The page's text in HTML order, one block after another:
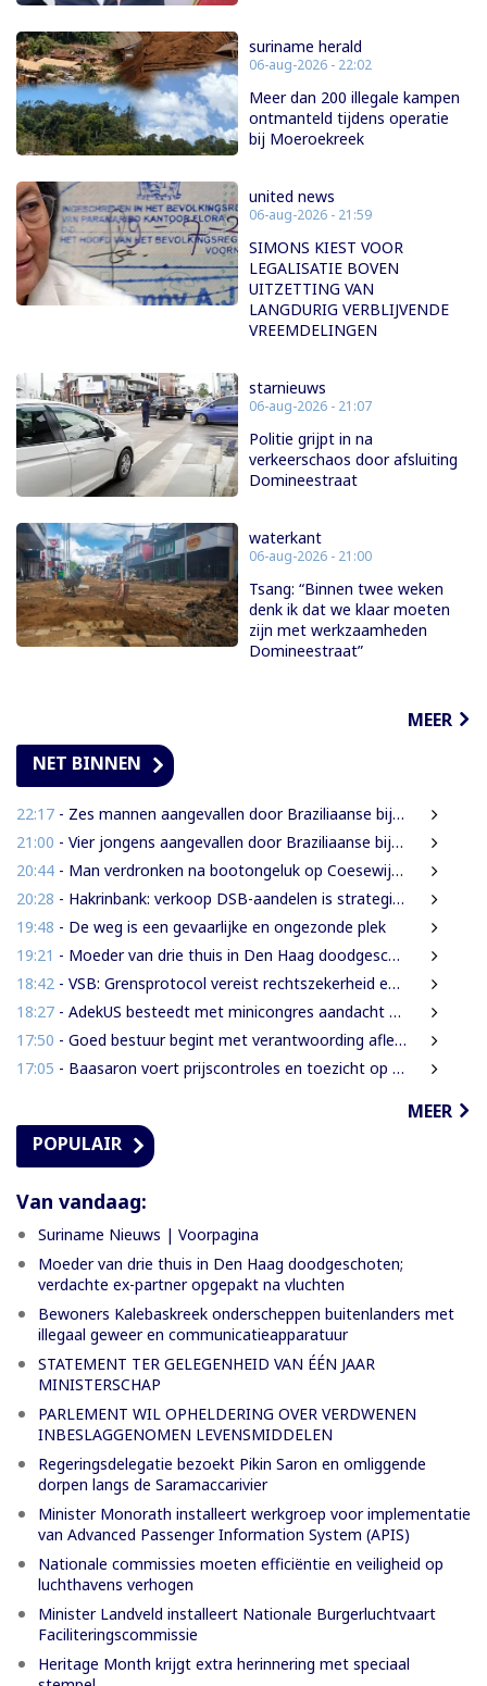
suriname herald
06-aug-2026 - 22:02
Meer dan 200 illegale kampen
ontmanteld tijdens operatie
bij Moeroekreek
united news
06-aug-2026 - 21:59
SIMONS KIEST VOOR
LEGALISATIE BOVEN
UITZETTING VAN
LANGDURIG VERBLIJVENDE
VREEMDELINGEN
starnieuws
06-aug-2026 - 21:07
Politie grijpt in na
verkeerschaos door afsluiting
Domineestraat
waterkant
06-aug-2026 - 21:00
Tsang: “Binnen twee weken
denk ik dat we klaar moeten
zijn met werkzaamheden
Domineestraat”
MEER
NET BINNEN
22:17 - Zes mannen aangevallen door Braziliaanse bijen tijdens zoektocht naar leguanen
21:00 - Vier jongens aangevallen door Braziliaanse bijen tijdens leguanenjacht
20:44 - Man verdronken na bootongeluk op Coesewijnerivier
20:28 - Hakrinbank: verkoop DSB-aandelen is strategische keuze
19:48 - De weg is een gevaarlijke en ongezonde plek
19:21 - Moeder van drie thuis in Den Haag doodgeschoten; verdachte ex-partner opgepakt na vluchten
18:42 - VSB: Grensprotocol vereist rechtszekerheid en harde waarborgen
18:27 - AdekUS besteedt met minicongres aandacht aan cultureel erfgoed
17:50 - Goed bestuur begint met verantwoording afleggen
17:05 - Baasaron voert prijscontroles en toezicht op voedselveiligheid op
MEER
POPULAIR
Van vandaag:
Suriname Nieuws | Voorpagina
Moeder van drie thuis in Den Haag doodgeschoten;
verdachte ex-partner opgepakt na vluchten
Bewoners Kalebaskreek onderscheppen buitenlanders met
illegaal geweer en communicatieapparatuur
STATEMENT TER GELEGENHEID VAN ÉÉN JAAR
MINISTERSCHAP
PARLEMENT WIL OPHELDERING OVER VERDWENEN
INBESLAGGENOMEN LEVENSMIDDELEN
Regeringsdelegatie bezoekt Pikin Saron en omliggende
dorpen langs de Saramaccarivier
Minister Monorath installeert werkgroep voor implementatie
van Advanced Passenger Information System (APIS)
Nationale commissies moeten efficiëntie en veiligheid op
luchthavens verhogen
Minister Landveld installeert Nationale Burgerluchtvaart
Faciliteringscommissie
Heritage Month krijgt extra herinnering met speciaal